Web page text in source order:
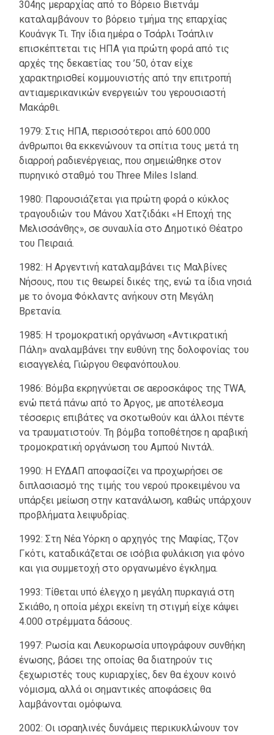
304ης μεραρχίας από το Βόρειο Βιετνάμ
καταλαμβάνουν το βόρειο τμήμα της επαρχίας
Κουάνγκ Τι. Την ίδια ημέρα ο Τσάρλι Τσάπλιν
επισκέπτεται τις ΗΠΑ για πρώτη φορά από τις
αρχές της δεκαετίας του ’50, όταν είχε
χαρακτηρισθεί κομμουνιστής από την επιτροπή
αντιαμερικανικών ενεργειών του γερουσιαστή
Μακάρθι.
1979: Στις ΗΠΑ, περισσότεροι από 600.000
άνθρωποι θα εκκενώνουν τα σπίτια τους μετά τη
διαρροή ραδιενέργειας, που σημειώθηκε στον
πυρηνικό σταθμό του Three Miles Island.
1980: Παρουσιάζεται για πρώτη φορά ο κύκλος
τραγουδιών του Μάνου Χατζιδάκι «Η Εποχή της
Μελισσάνθης», σε συναυλία στο Δημοτικό Θέατρο
του Πειραιά.
1982: Η Αργεντινή καταλαμβάνει τις Μαλβίνες
Νήσους, που τις θεωρεί δικές της, ενώ τα ίδια νησιά
με το όνομα Φόκλαντς ανήκουν στη Μεγάλη
Βρετανία.
1985: Η τρομοκρατική οργάνωση «Αντικρατική
Πάλη» αναλαμβάνει την ευθύνη της δολοφονίας του
εισαγγελέα, Γιώργου Θεφανόπουλου.
1986: Βόμβα εκρηγνύεται σε αεροσκάφος της TWA,
ενώ πετά πάνω από το Άργος, με αποτέλεσμα
τέσσερις επιβάτες να σκοτωθούν και άλλοι πέντε
να τραυματιστούν. Τη βόμβα τοποθέτησε η αραβική
τρομοκρατική οργάνωση του Αμπού Νιντάλ.
1990: Η ΕΥΔΑΠ αποφασίζει να προχωρήσει σε
διπλασιασμό της τιμής του νερού προκειμένου να
υπάρξει μείωση στην κατανάλωση, καθώς υπάρχουν
προβλήματα λειψυδρίας.
1992: Στη Νέα Υόρκη ο αρχηγός της Μαφίας, Τζον
Γκότι, καταδικάζεται σε ισόβια φυλάκιση για φόνο
και για συμμετοχή στο οργανωμένο έγκλημα.
1993: Τίθεται υπό έλεγχο η μεγάλη πυρκαγιά στη
Σκιάθο, η οποία μέχρι εκείνη τη στιγμή είχε κάψει
4.000 στρέμματα δάσους.
1997: Ρωσία και Λευκορωσία υπογράφουν συνθήκη
ένωσης, βάσει της οποίας θα διατηρούν τις
ξεχωριστές τους κυριαρχίες, δεν θα έχουν κοινό
νόμισμα, αλλά οι σημαντικές αποφάσεις θα
λαμβάνονται ομόφωνα.
2002: Οι ισραηλινές δυνάμεις περικυκλώνουν τον